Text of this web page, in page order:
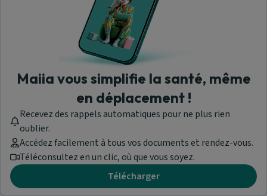
sécable, boîte de 30
Comprimé sécable
ALPRAZOLAM ARROW LAB 0,50 mg, comprimé
sécable, boîte de 1 flacon de 30
Comprimé sécable
Trouver une pharmacie
Maiia vous simplifie la santé, même
en déplacement !
Recevez des rappels automatiques pour ne plus rien
oublier.
Accédez facilement à tous vos documents et rendez-vous.
Téléconsultez en un clic, où que vous soyez.
Télécharger